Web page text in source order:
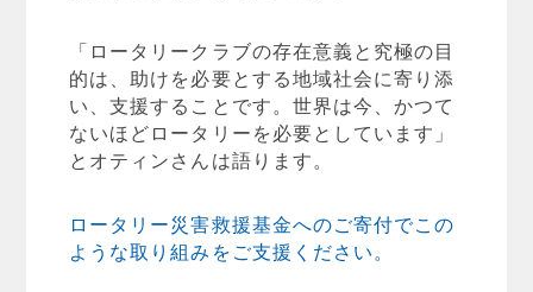
「ロータリークラブの存在意義と究極の目
的は、助けを必要とする地域社会に寄り添
い、支援することです。世界は今、かつて
ないほどロータリーを必要としています」
とオティンさんは語ります。
ロータリー災害救援基金へのご寄付でこの
ような取り組みをご支援ください。